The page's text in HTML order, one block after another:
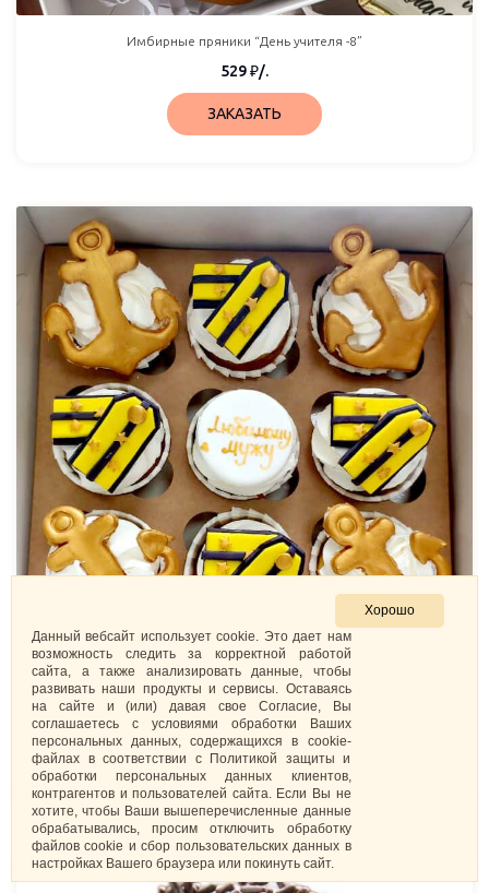
Имбирные пряники “День учителя -8”
529₽/.
ЗАКАЗАТЬ
Капкейки «Моряку»
417₽/.
ЗАКАЗАТЬ
Хорошо
Данный вебсайт использует cookie. Это дает нам
возможность следить за корректной работой
сайта, а также анализировать данные, чтобы
развивать наши продукты и сервисы. Оставаясь
на сайте и (или) давая свое Согласие, Вы
соглашаетесь с условиями обработки Ваших
персональных данных, содержащихся в cookie-
файлах в соответствии с Политикой защиты и
обработки персональных данных клиентов,
контрагентов и пользователей сайта. Если Вы не
хотите, чтобы Ваши вышеперечисленные данные
обрабатывались, просим отключить обработку
файлов cookie и сбор пользовательских данных в
настройках Вашего браузера или покинуть сайт.